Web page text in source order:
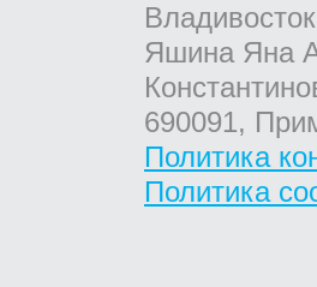
Яшина Яна
690091,
Политика
Политика